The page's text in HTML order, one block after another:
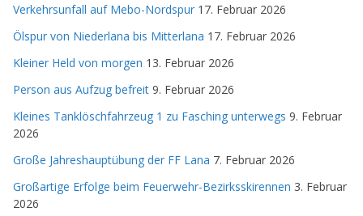
Verkehrsunfall auf Mebo-Nordspur 17. Februar 2026
Ölspur von Niederlana bis Mitterlana 17. Februar 2026
Kleiner Held von morgen 13. Februar 2026
Person aus Aufzug befreit 9. Februar 2026
Kleines Tanklöschfahrzeug 1 zu Fasching unterwegs 9. Februar
2026
Große Jahreshauptübung der FF Lana 7. Februar 2026
Großartige Erfolge beim Feuerwehr-Bezirksskirennen 3. Februar
2026